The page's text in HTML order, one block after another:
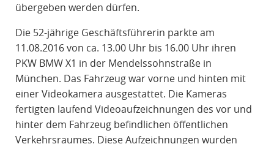
übergeben werden dürfen.
Die 52-jährige Geschäftsführerin parkte am
11.08.2016 von ca. 13.00 Uhr bis 16.00 Uhr ihren
PKW BMW X1 in der Mendelssohnstraße in
München. Das Fahrzeug war vorne und hinten mit
einer Videokamera ausgestattet. Die Kameras
fertigten laufend Videoaufzeichnungen des vor und
hinter dem Fahrzeug befindlichen öffentlichen
Verkehrsraumes. Diese Aufzeichnungen wurden